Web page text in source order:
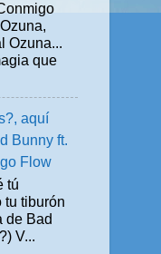
Ozuna...
que
aquí
Bunny ft.
Flow
tú
tu tiburón
de Bad
V...